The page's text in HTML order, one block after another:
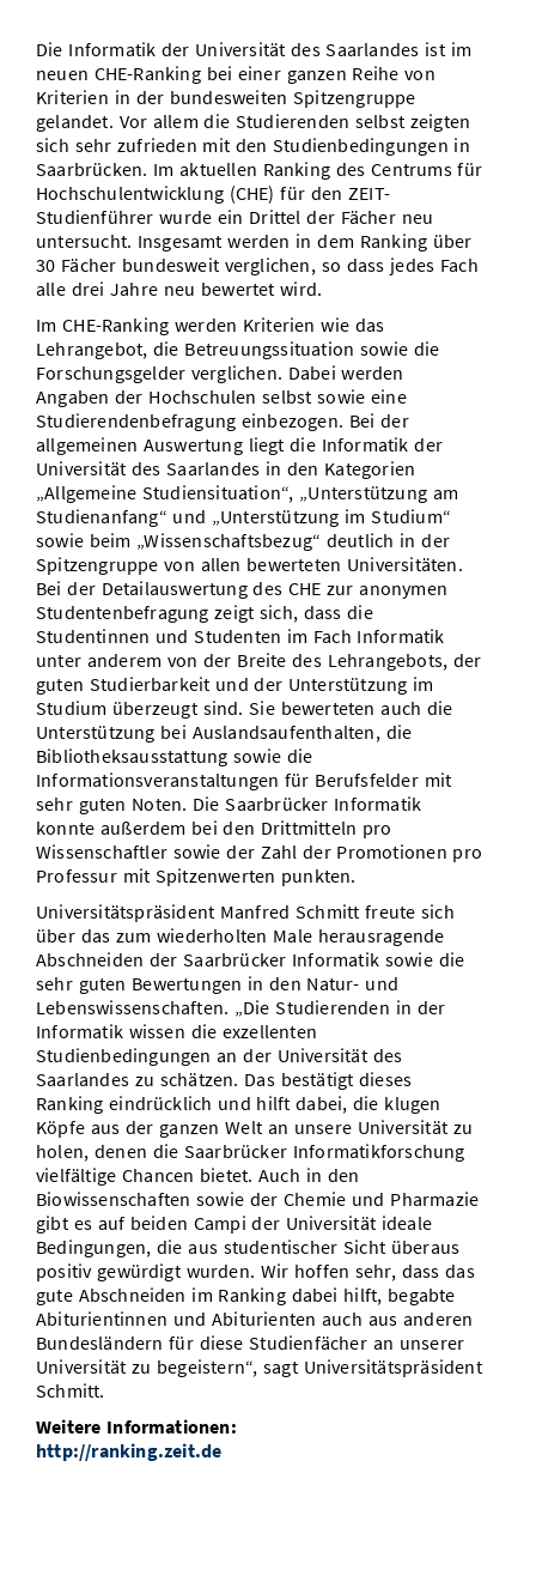
Open Science/Open Access
IT-Themenabend
Zahlen & Fakten
Preise, Auszeichnungen und Förderungen
Kontakt
SIC Merchandise
SIC Podcast
Anfahrt
AnsprechpartnerInnen, Personen, Forschungsgruppen
Termine, Vorträge und Veranstaltungen
Alumni
Die Informatik der Universität des Saarlandes ist im
neuen CHE-Ranking bei einer ganzen Reihe von
Kriterien in der bundesweiten Spitzengruppe
gelandet. Vor allem die Studierenden selbst zeigten
sich sehr zufrieden mit den Studienbedingungen in
Saarbrücken. Im aktuellen Ranking des Centrums für
Hochschulentwicklung (CHE) für den ZEIT-
Studienführer wurde ein Drittel der Fächer neu
untersucht. Insgesamt werden in dem Ranking über
30 Fächer bundesweit verglichen, so dass jedes Fach
alle drei Jahre neu bewertet wird.
Im CHE-Ranking werden Kriterien wie das
Lehrangebot, die Betreuungssituation sowie die
Forschungsgelder verglichen. Dabei werden
Angaben der Hochschulen selbst sowie eine
Studierendenbefragung einbezogen. Bei der
allgemeinen Auswertung liegt die Informatik der
Universität des Saarlandes in den Kategorien
„Allgemeine Studiensituation“, „Unterstützung am
Studienanfang“ und „Unterstützung im Studium“
sowie beim „Wissenschaftsbezug“ deutlich in der
Spitzengruppe von allen bewerteten Universitäten.
Bei der Detailauswertung des CHE zur anonymen
Studentenbefragung zeigt sich, dass die
Studentinnen und Studenten im Fach Informatik
unter anderem von der Breite des Lehrangebots, der
guten Studierbarkeit und der Unterstützung im
Studium überzeugt sind. Sie bewerteten auch die
Unterstützung bei Auslandsaufenthalten, die
Bibliotheksausstattung sowie die
Informationsveranstaltungen für Berufsfelder mit
sehr guten Noten. Die Saarbrücker Informatik
konnte außerdem bei den Drittmitteln pro
Wissenschaftler sowie der Zahl der Promotionen pro
Professur mit Spitzenwerten punkten.
Universitätspräsident Manfred Schmitt freute sich
über das zum wiederholten Male herausragende
Abschneiden der Saarbrücker Informatik sowie die
sehr guten Bewertungen in den Natur- und
Lebenswissenschaften. „Die Studierenden in der
Informatik wissen die exzellenten
Studienbedingungen an der Universität des
Saarlandes zu schätzen. Das bestätigt dieses
Ranking eindrücklich und hilft dabei, die klugen
Köpfe aus der ganzen Welt an unsere Universität zu
holen, denen die Saarbrücker Informatikforschung
vielfältige Chancen bietet. Auch in den
Biowissenschaften sowie der Chemie und Pharmazie
gibt es auf beiden Campi der Universität ideale
Bedingungen, die aus studentischer Sicht überaus
positiv gewürdigt wurden. Wir hoffen sehr, dass das
gute Abschneiden im Ranking dabei hilft, begabte
Abiturientinnen und Abiturienten auch aus anderen
Bundesländern für diese Studienfächer an unserer
Universität zu begeistern“, sagt Universitätspräsident
Schmitt.
Weitere Informationen:
http://ranking.zeit.de